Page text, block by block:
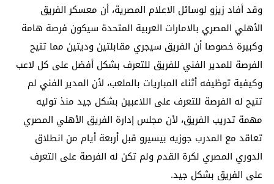
وقد أفاد زيزو لوسائل الاعلام المصرية، أن معسكر الفريق
الأهلي المصري بالامارات العربية المتحدة سيكون فرصة هامة
وكبيرة خصوصا أن الفريق سيجري مقابلتين وديتين مما تتيح
الفرصة للمدير الفني للفريق للتعرف بشكل أفضل على كل لاعب
وكيفية توظيفه أثناء المباريات بالملعب، لأن المدير الفني لم
تتيح له الفرصة للتعرف على اللاعبين بشكل جيد منذ توليه
مهمة تدريب الفريق، لأن مجلس إدارة الفريق الأهلي المصري
تعاقد مع المدرب جوزيه بيسيرو قبل أربعة أيام من انطلاق
الدوري المصري لكرة القدم ولم تكن له الفرصة على التعرف
على الفريق بشكل جيد.